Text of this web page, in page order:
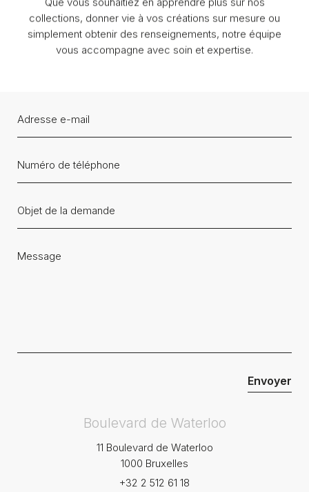
collections, donner vie à vos créations sur mesure ou
simplement obtenir des renseignements, notre équipe
vous accompagne avec soin et expertise.
Boulevard de Waterloo
11 Boulevard de Waterloo
1000 Bruxelles
+32 2 512 61 18